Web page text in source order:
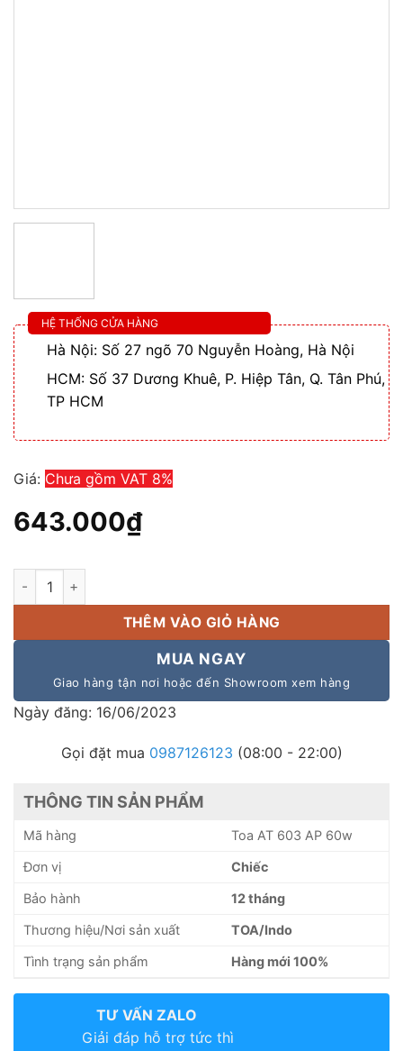
HỆ THỐNG CỬA HÀNG
Hà Nội: Số 27 ngõ 70 Nguyễn Hoàng, Hà Nội
HCM: Số 37 Dương Khuê, P. Hiệp Tân, Q. Tân Phú,
TP HCM
Giá: Chưa gồm VAT 8%
643.000₫
Chiết áp Toa AT 603 AP 60w thiết bị điều chỉnh âm lượng số
THÊM VÀO GIỎ HÀNG
MUA NGAY
Giao hàng tận nơi hoặc đến Showroom xem hàng
Ngày đăng: 16/06/2023
Gọi đặt mua 0987126123 (08:00 - 22:00)
THÔNG TIN SẢN PHẨM
Mã hàng Toa AT 603 AP 60w
Đơn vị Chiếc
Bảo hành 12 tháng
Thương hiệu/Nơi sản xuất TOA/Indo
Tình trạng sản phẩm Hàng mới 100%
TƯ VẤN ZALO
Giải đáp hỗ trợ tức thì